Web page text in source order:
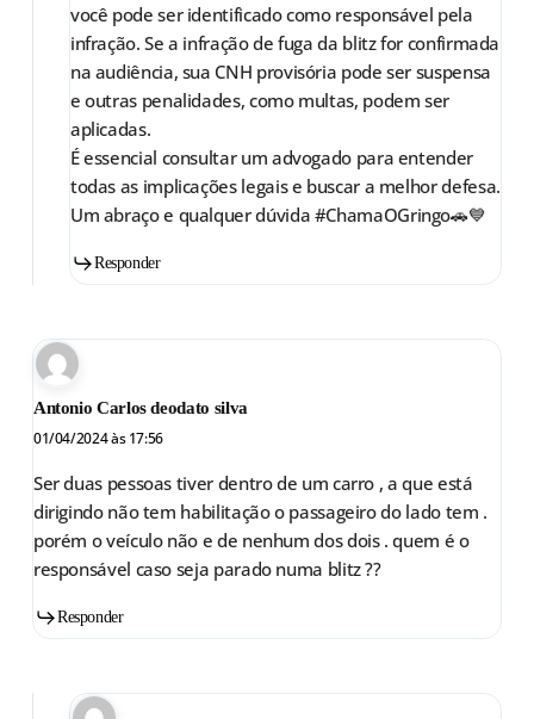
você pode ser identificado como responsável pela
infração. Se a infração de fuga da blitz for confirmada
na audiência, sua CNH provisória pode ser suspensa
e outras penalidades, como multas, podem ser
aplicadas.
É essencial consultar um advogado para entender
todas as implicações legais e buscar a melhor defesa.
Um abraço e qualquer dúvida #ChamaOGringo🚗💙
Responder
Antonio Carlos deodato silva
01/04/2024 às 17:56
Ser duas pessoas tiver dentro de um carro , a que está
dirigindo não tem habilitação o passageiro do lado tem .
porém o veículo não e de nenhum dos dois . quem é o
responsável caso seja parado numa blitz ??
Responder